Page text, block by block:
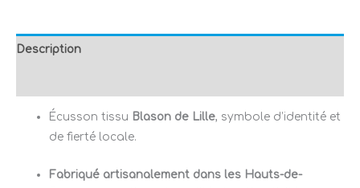
Description
Écusson tissu Blason de Lille, symbole d’identité et
de fierté locale.
Fabriqué artisanalement dans les Hauts-de-